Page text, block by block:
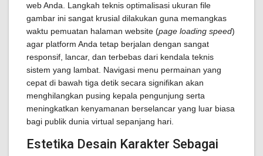
web Anda. Langkah teknis optimalisasi ukuran file
gambar ini sangat krusial dilakukan guna memangkas
waktu pemuatan halaman website (page loading speed)
agar platform Anda tetap berjalan dengan sangat
responsif, lancar, dan terbebas dari kendala teknis
sistem yang lambat. Navigasi menu permainan yang
cepat di bawah tiga detik secara signifikan akan
menghilangkan pusing kepala pengunjung serta
meningkatkan kenyamanan berselancar yang luar biasa
bagi publik dunia virtual sepanjang hari.
Estetika Desain Karakter Sebagai